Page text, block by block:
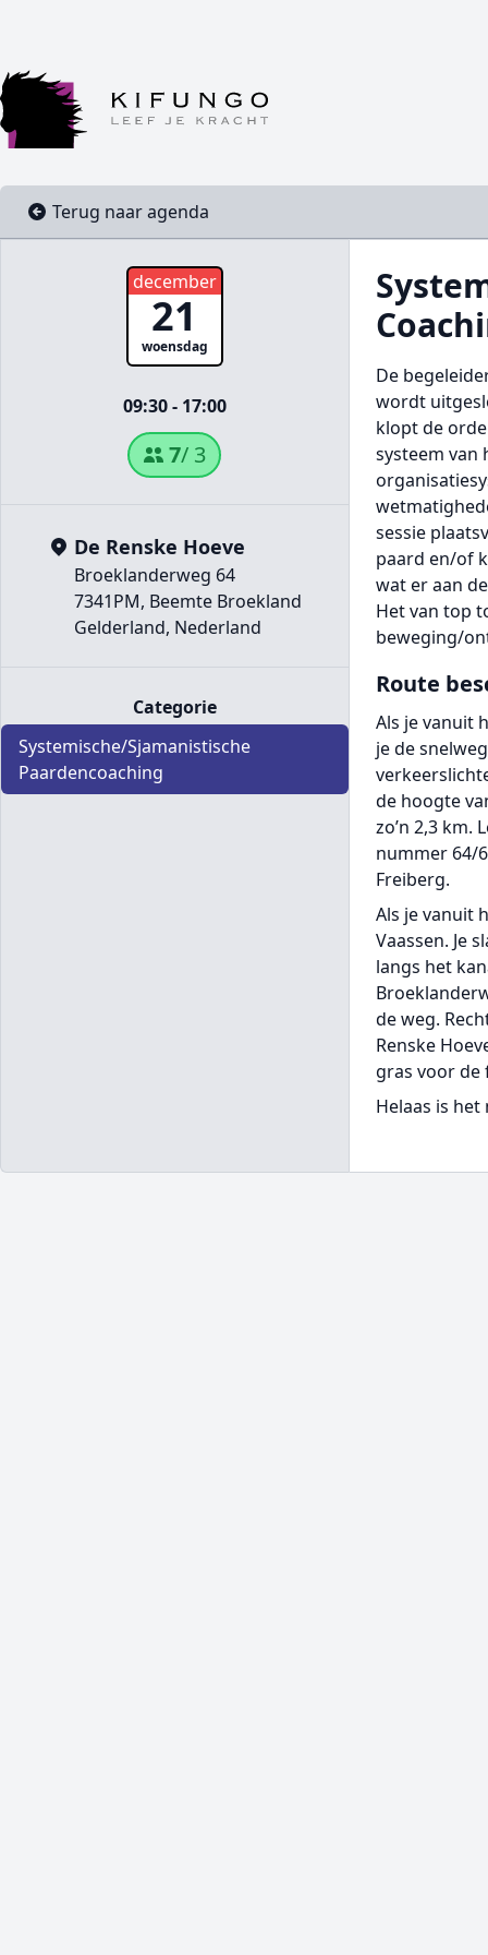
Terug naar agenda
december
21
woensdag
09:30 - 17:00
7/ 3
De Renske Hoeve
Broeklanderweg 64
7341PM, Beemte Broekland
Gelderland, Nederland
Categorie
Systemische/Sjamanistische
Paardencoaching
De
wordt
klopt de
systeem
sessie
paard en/of
wat er aan
Het van top
beweging/
Route
Als je vanuit
je de
de hoogte
zo’n 2,3 km.
nummer 64/
Freiberg.
Als je vanuit
Vaassen. Je
langs het
de weg.
Renske
gras voor
Helaas is